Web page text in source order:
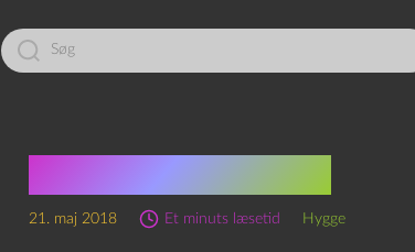
Led
efter:
21. maj 2018 Et minuts læsetid Hygge